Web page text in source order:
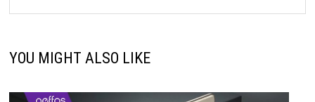
YOU MIGHT ALSO LIKE